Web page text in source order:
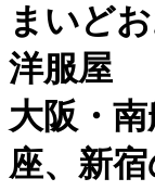
まいど
洋服屋
大阪・
座、新